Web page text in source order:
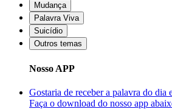
Mudança
Palavra Viva
Suicídio
Outros temas
Nosso APP
Gostaria de receber a palavra do dia
Faça o download do nosso app